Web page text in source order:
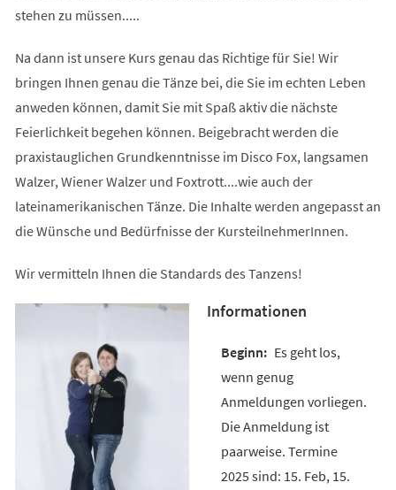
stehen zu müssen.....
Na dann ist unsere Kurs genau das Richtige für Sie! Wir
bringen Ihnen genau die Tänze bei, die Sie im echten Leben
anweden können, damit Sie mit Spaß aktiv die nächste
Feierlichkeit begehen können. Beigebracht werden die
praxistauglichen Grundkenntnisse im Disco Fox, langsamen
Walzer, Wiener Walzer und Foxtrott....wie auch der
lateinamerikanischen Tänze. Die Inhalte werden angepasst an
die Wünsche und Bedürfnisse der KursteilnehmerInnen.
Wir vermitteln Ihnen die Standards des Tanzens!
Informationen
Es geht los,
wenn genug
Anmeldungen vorliegen.
Die Anmeldung ist
paarweise. Termine
2025 sind: 15. Feb, 15.